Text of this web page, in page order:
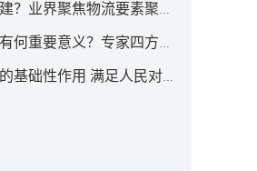
国家物流枢纽怎么建？业界聚焦物流要素聚集方式创新
振作工业经济运行有何重要意义？专家四方面权威解读
姚景源：发挥消费的基础性作用 满足人民对美好生活向往